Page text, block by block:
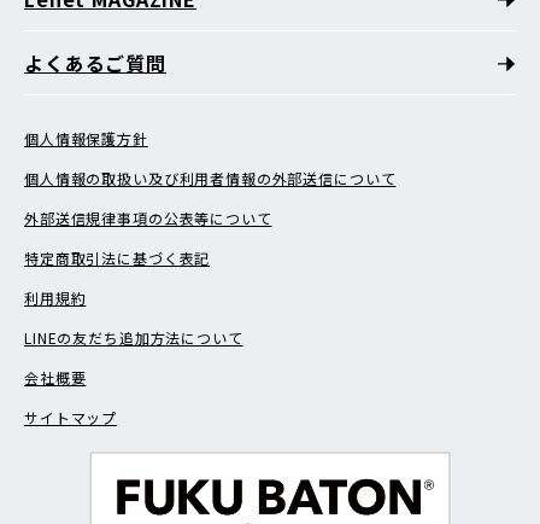
よくあるご質問
個人情報保護方針
個人情報の取扱い及び利用者情報の外部送信について
外部送信規律事項の公表等について
特定商取引法に基づく表記
利用規約
LINEの友だち追加方法について
会社概要
サイトマップ